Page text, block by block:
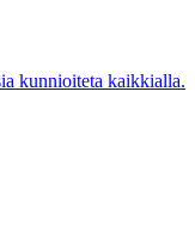
kunnioiteta kaikkialla.